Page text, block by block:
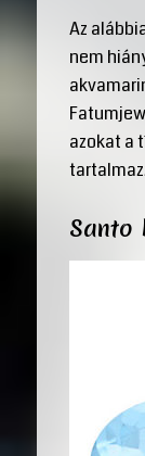
Az
nem
azokat a
Santo